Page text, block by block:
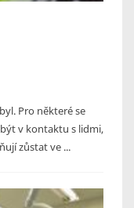
Pro některé se
v kontaktu s lidmi,
zůstat ve ...